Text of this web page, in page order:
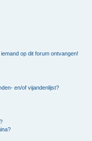
op dit forum ontvangen!
en/of vijandenlijst?